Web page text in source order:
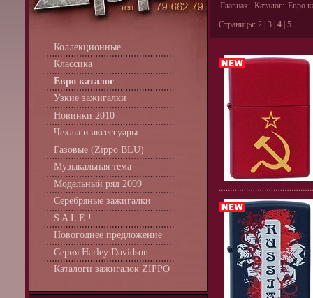
Коллекционные
Классика
Евро каталог
Узкие зажигалки
Новинки 2010
Чехлы и аксессуары
Газовые (Zippo BLU)
Музыкальная тема
Модельный ряд 2009
Серебряные зажигалки
S A L E !
Новогоднее предложение
Серия Harley Davidson
Каталоги зажигалок ZIPPO
Главная: Каталог: Евро
Страницы: 2 3 4 5